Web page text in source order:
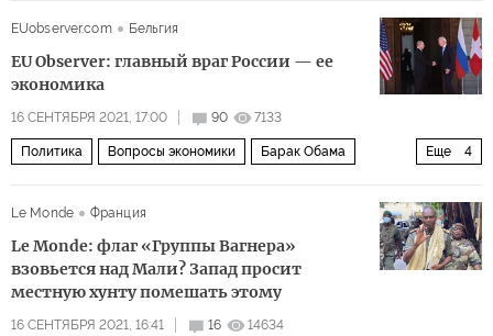
EUobserver.com Бельгия
EU Observer: главный враг России — ее
экономика
16 СЕНТЯБРЯ 2021, 17:00 90 7133
Еще 4
Политика Вопросы экономики Барак Обама
Le Monde Франция
Le Monde: флаг «Группы Вагнера»
взовьется над Мали? Запад просит
местную хунту помешать этому
16 СЕНТЯБРЯ 2021, 16:41 16 14634